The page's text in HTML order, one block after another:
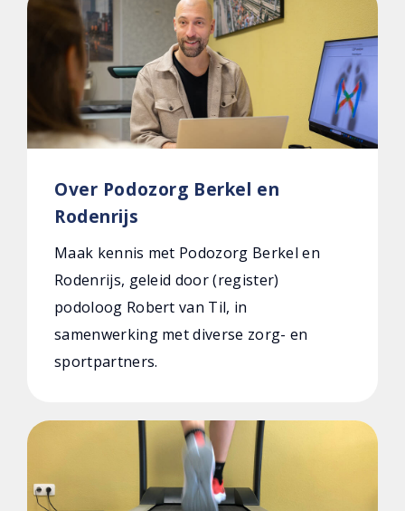
Over Podozorg Berkel en
Rodenrijs
Maak kennis met Podozorg Berkel en
Rodenrijs, geleid door (register)
podoloog Robert van Til, in
samenwerking met diverse zorg- en
sportpartners.